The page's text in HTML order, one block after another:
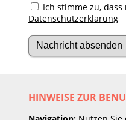
Ich stimme zu,
Datenschutzerklärung
HINWEISE ZUR